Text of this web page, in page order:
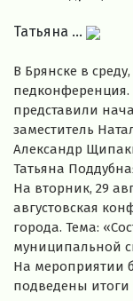
Татьяна ...
В Брянске в
педконференция.
представили
заместитель
Александр
Татьяна
На вторник, 29
августовская
города. Тема:
муниципальной
На мероприятии
подведены